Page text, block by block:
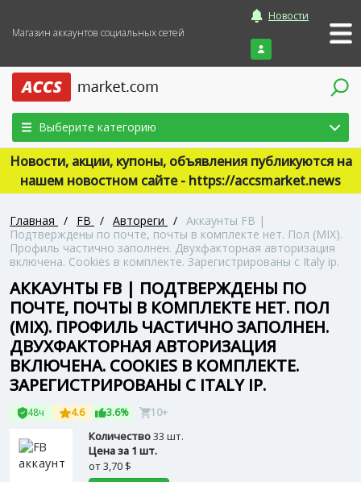
Магазин аккаунтов социальных сетей
Новости
Войти
Выберите категорию
Новости, акции, купоны, объявления публикуются на
нашем новостном сайте - https://accsmarket.news
Главная / FB / Автореги / Аккаунты FB |
Подтверждены по почте, почты в комплекте нет. Пол (MIX).
Профиль частично заполнен. Двухфакторная авторизация
включена. Cookies в комплекте. Зарегистрированы с Italy ip.
АККАУНТЫ FB | ПОДТВЕРЖДЕНЫ ПО
ПОЧТЕ, ПОЧТЫ В КОМПЛЕКТЕ НЕТ. ПОЛ
(MIX). ПРОФИЛЬ ЧАСТИЧНО ЗАПОЛНЕН.
ДВУХФАКТОРНАЯ АВТОРИЗАЦИЯ
ВКЛЮЧЕНА. COOKIES В КОМПЛЕКТЕ.
ЗАРЕГИСТРИРОВАНЫ С ITALY IP.
48ч 4.6 3.6% 10+
Количество33 шт.
Цена за 1 шт.
от3,70 $